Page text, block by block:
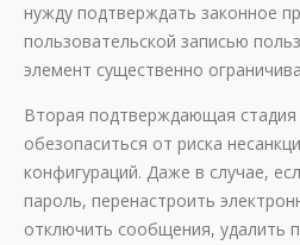
нужду подтверждать законное
пользовательской записью
элемент существенно
Вторая подтверждающая
обезопаситься от риска
конфигураций. Даже в случае,
пароль, перенастроить
отключить сообщения, удалить